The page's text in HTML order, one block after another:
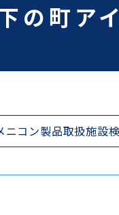
の町ア
ニコン製品取扱施設